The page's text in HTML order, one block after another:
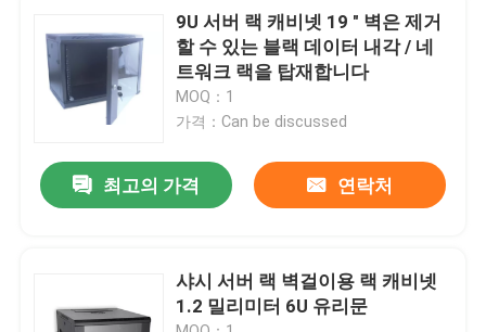
품질 관리
뉴스
인용 을 요청 하십시오
섬유 패치 케이블
9U 서버 랙 캐비넷 19 " 벽은 제거
할 수 있는 블랙 데이터 내각 / 네
트워크 랙을 탑재합니다
MOQ：1
가격：Can be discussed
최고의 가격 연락처
샤시 서버 랙 벽걸이용 랙 캐비넷
1.2 밀리미터 6U 유리문